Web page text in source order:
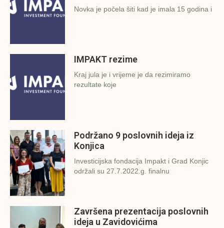
Novka je počela šiti kad je imala 15 godina i
IMPAKT rezime
Kraj jula je i vrijeme je da rezimiramo
rezultate koje
Podržano 9 poslovnih ideja iz
Konjica
Investicijska fondacija Impakt i Grad Konjic
održali su 27.7.2022.g. finalnu
Završena prezentacija poslovnih
ideja u Zavidovićima